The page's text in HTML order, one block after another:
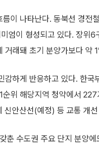
이 나타난다. 동북선 경
엄이 형성되고 있다. 장위
거래돼 초기 분양가보다 약
감하게 반응하고 있다. 한
1순위 해당지역 청약에서
신안산선(예정) 등 교통 개
춘 수도권 주요 단지 분양